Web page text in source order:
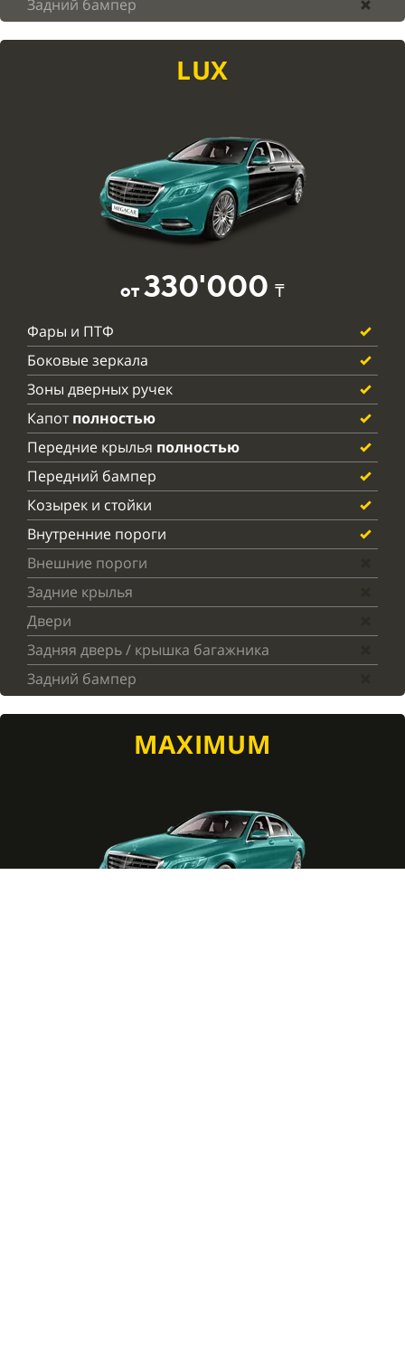
Задний бампер
LUX
от 330'000 ₸
Фары и ПТФ
Боковые зеркала
Зоны дверных ручек
Капот полностью
Передние крылья полностью
Передний бампер
Козырек и стойки
Внутренние пороги
Внешние пороги
Задние крылья
Двери
Задняя дверь / крышка багажника
Задний бампер
MAXIMUM